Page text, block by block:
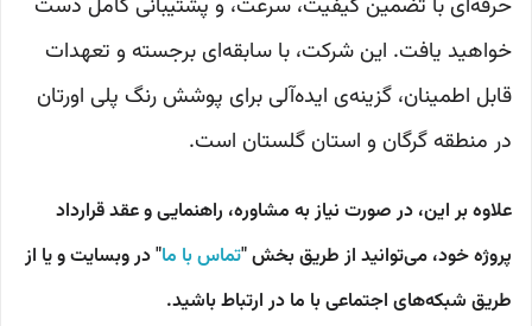
حرفه‌ای با تضمین کیفیت، سرعت، و پشتیبانی کامل دست
خواهید یافت. این شرکت، با سابقه‌ای برجسته و تعهدات
قابل اطمینان، گزینه‌ی ایده‌آلی برای پوشش رنگ پلی اورتان
در منطقه گرگان و استان گلستان است.
علاوه بر این، در صورت نیاز به مشاوره، راهنمایی و عقد قرارداد
پروژه خود، می‌توانید از طریق بخش "تماس با ما" در وبسایت و یا از
طریق شبکه‌های اجتماعی با ما در ارتباط باشید.